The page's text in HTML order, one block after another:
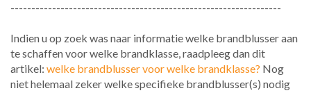
-----------------------------------------------------------------
Indien u op zoek was naar informatie welke brandblusser aan
te schaffen voor welke brandklasse, raadpleeg dan dit
artikel: welke brandblusser voor welke brandklasse? Nog
niet helemaal zeker welke specifieke brandblusser(s) nodig